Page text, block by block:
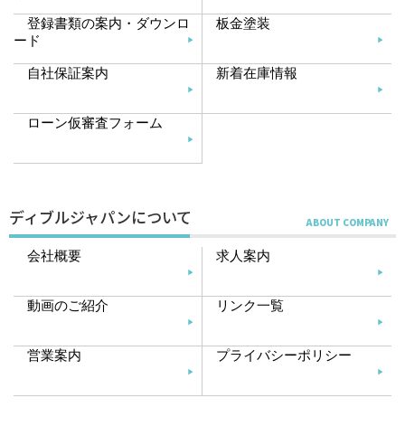
登録書類の案内・ダウンロ
ード
板金塗装
自社保証案内 新着在庫情報
ローン仮審査フォーム
ディブルジャパンについて
会社概要 求人案内
動画のご紹介 リンク一覧
営業案内 プライバシーポリシー